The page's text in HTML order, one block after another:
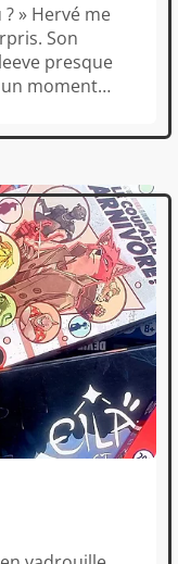
? » Hervé me
Son
presque
un moment
le canapé
petits